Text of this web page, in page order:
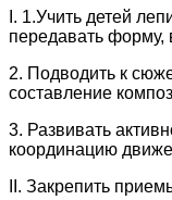
I. 1.Учить детей
передавать форму,
2. Подводить к
составление
3. Развивать
координацию
II. Закрепить